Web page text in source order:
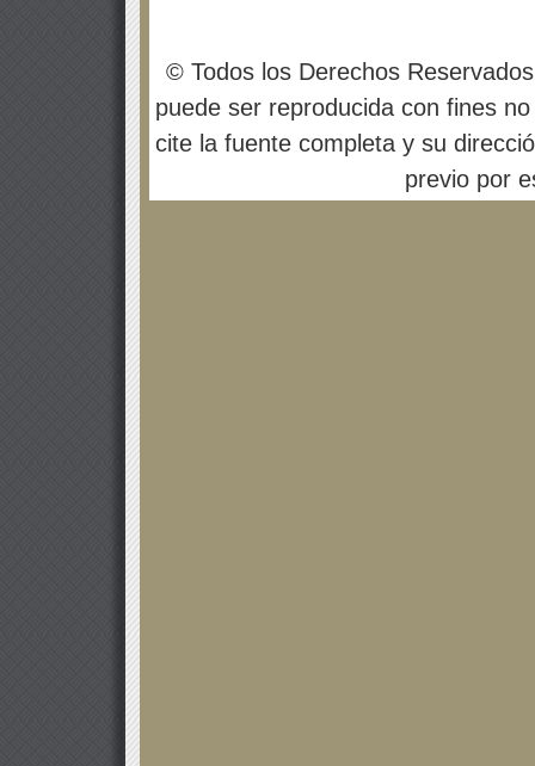
© Todos los Derechos
puede ser reproducida con fines
cite la fuente completa y su
previo por